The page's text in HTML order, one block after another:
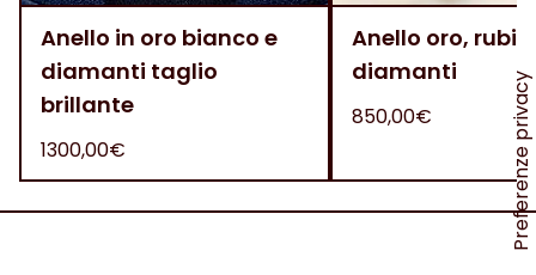
Anello in oro bianco e
diamanti taglio
brillante
1300,00€
Anello oro,
diamanti
850,00€